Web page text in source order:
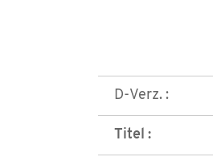
D-Verz. :
Titel :